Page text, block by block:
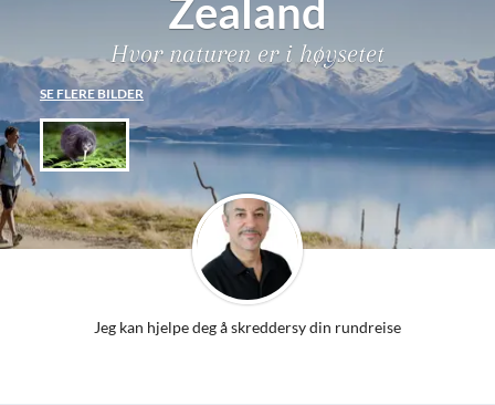
Zealand
Hvor naturen er i høysetet
SE FLERE BILDER
Jeg kan hjelpe deg å skreddersy din rundreise